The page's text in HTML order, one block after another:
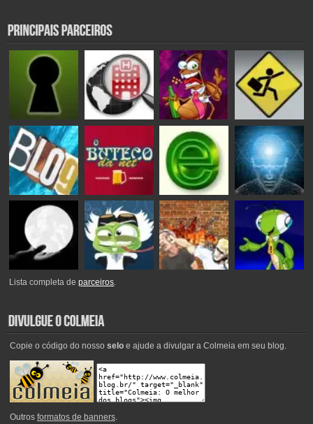
Lista completa deparceiros.
Copie o código do nosso seloe ajude a divulgar a Colmeia em seu blog.
Outros formatos de banners.